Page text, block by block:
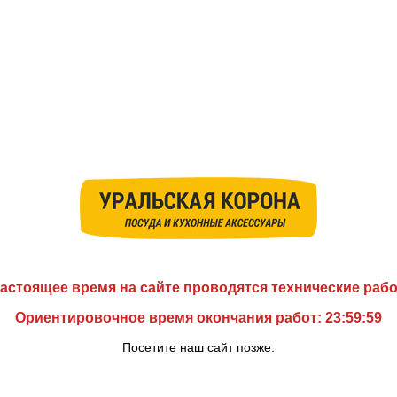
время на сайте проводятся технические
Ориентировочное время окончания работ: 23:59:59
Посетите наш сайт позже.